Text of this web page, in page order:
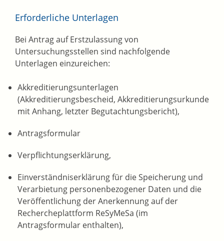
Erforderliche Unterlagen
Bei Antrag auf Erstzulassung von
Untersuchungsstellen sind nachfolgende
Unterlagen einzureichen:
Akkreditierungsunterlagen
(Akkreditierungsbescheid, Akkreditierungsurkunde
mit Anhang, letzter Begutachtungsbericht),
Antragsformular
Verpflichtungserklärung,
Einverständniserklärung für die Speicherung und
Verarbietung personenbezogener Daten und die
Veröffentlichung der Anerkennung auf der
Rechercheplattform ReSyMeSa (im
Antragsformular enthalten),